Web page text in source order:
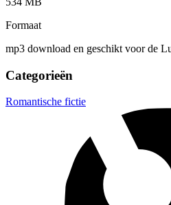
Formaat
mp3 download en geschikt voor de
Categorieën
Romantische fictie